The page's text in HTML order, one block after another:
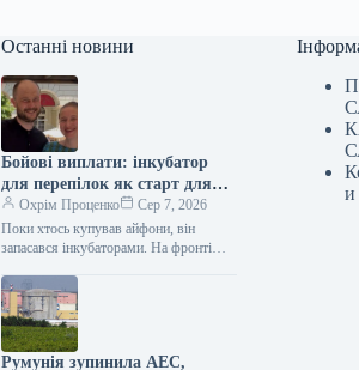
Останні новини
Бойові виплати: інкубатор
для перепілок як старт для
нового бізнесу
Охрім Проценко
Сер 7, 2026
Поки хтось купував айфони, він
запасався інкубаторами. На фронті
ними робити, може…
Румунія зупинила АЕС,
и